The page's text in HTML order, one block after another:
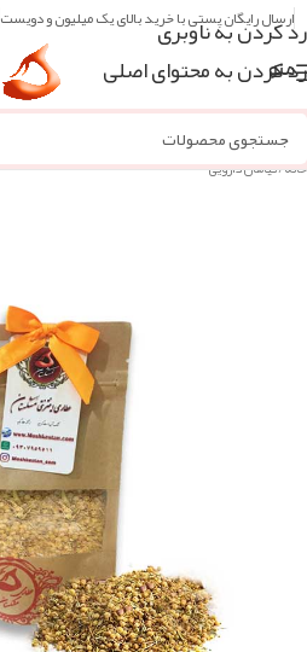
رد کردن به ناوبری
رد کردن به محتوای اصلی
ارسال رایگان پستی با خرید بالای یک میلیون و دویست
منو
خانه/گیاهان دارویی